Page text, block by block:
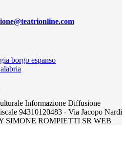
borgo espanso
Informazione Diffusione
94310120483 - Via Jacopo Nardi
SIMONE ROMPIETTI SR WEB